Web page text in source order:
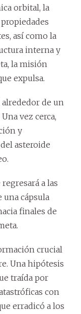
orbital, la
así como la
interna y
la misión
expulsa.
alrededor de un
vez cerca,
y
asteroide
a las
una cápsula
finales de
crucial
Una hipótesis
traída por
con
erradicó a los